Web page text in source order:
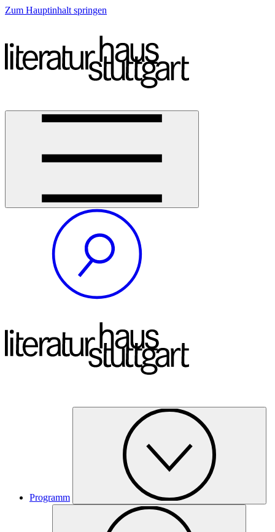
Zum Hauptinhalt springen
Programm